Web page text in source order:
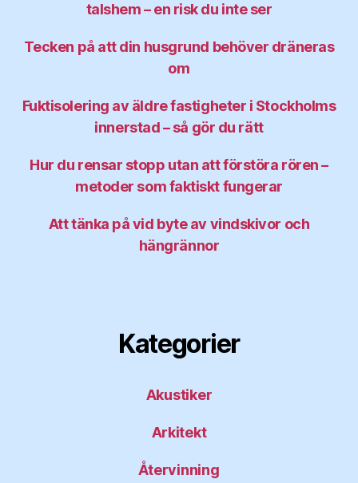
talshem – en risk du inte ser
Tecken på att din husgrund behöver dräneras
om
Fuktisolering av äldre fastigheter i Stockholms
innerstad – så gör du rätt
Hur du rensar stopp utan att förstöra rören –
metoder som faktiskt fungerar
Att tänka på vid byte av vindskivor och
hängrännor
Kategorier
Akustiker
Arkitekt
Återvinning